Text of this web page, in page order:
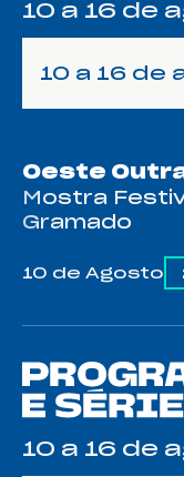
10 a 16 de
10 a 16 de
Oeste
Mostra
Gramado
10 de Agosto
10 a 16 de